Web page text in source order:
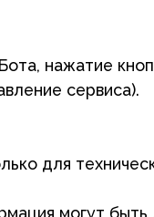
быть доступны